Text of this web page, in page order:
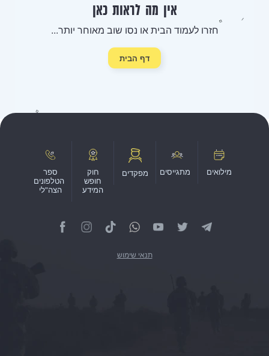
אין מה לראות כאן
חזרו לעמוד הבית או נסו שוב מאוחר יותר...
דף הבית
מילואים מתגייסים מפקדים
חוק
חופש
המידע
ספר
הטלפונים
הצה"לי
תנאי שימוש